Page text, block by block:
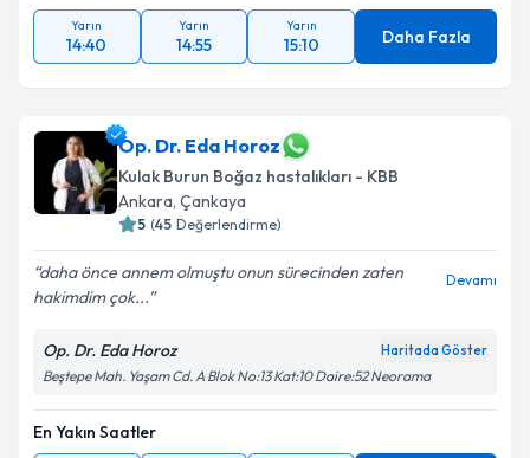
Yarın
14:40
Yarın
14:55
Yarın
15:10 Daha Fazla
Op. Dr. Eda Horoz
Kulak Burun Boğaz hastalıkları - KBB
Ankara, Çankaya
5 (45 Değerlendirme)
daha önce annem olmuştu onun sürecinden zaten
hakimdim çok...
Devamı
Op. Dr. Eda Horoz Haritada Göster
Beştepe Mah. Yaşam Cd. A Blok No:13 Kat:10 Daire:52 Neorama
En Yakın Saatler